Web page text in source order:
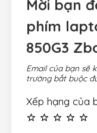
Mời bạn
phím
850G3
Email của bạn sẽ
trường bắt buộc
Xếp hạng của